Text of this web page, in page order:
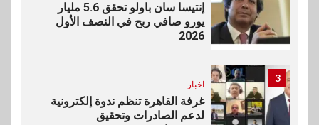
إنتيسا سان باولو تحقق 5.6 مليار
يورو صافي ربح في النصف الأول
2026
3
اخبار
غرفة القاهرة تنظم ندوة إلكترونية
لدعم الصادرات وتحقيق